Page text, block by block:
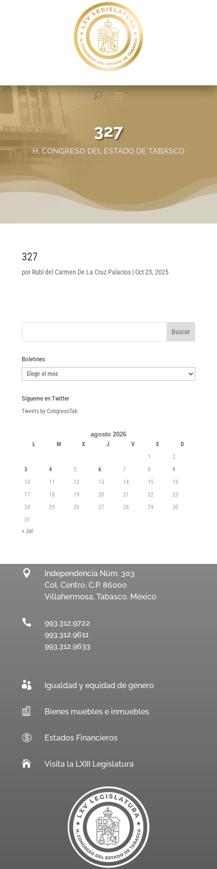
327
H. CONGRESO DEL ESTADO DE TABASCO
327
por Rubí del Carmen De La Cruz Palacios| Oct 23, 2025
Boletines
Boletines
Sígueme en Twitter
Tweets by CongresoTab
agosto 2026
L M X J V S
D
1
2
3
4 5 6 7 8
9
10
11 12 13 14 15
16
17
18 19 20 21 22
23
24
25 26 27 28 29
30
31
« Jul

Independencia Núm. 303
Col. Centro, C.P. 86000
Villahermosa, Tabasco. México

993.312.9722
993.312.9611
993.312.9633
 Igualdad y equidad de género
 Bienes muebles e inmuebles
 Estados Financieros
 Visita la LXIII Legislatura